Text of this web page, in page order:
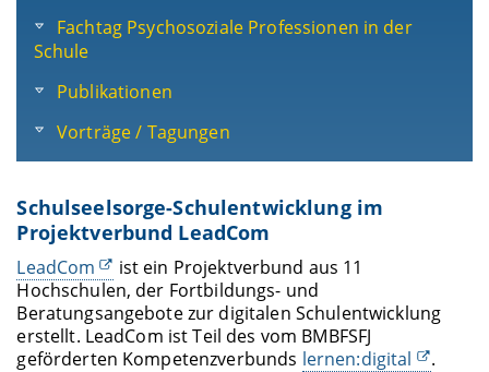
Fachtag Psychosoziale Professionen in der
Schule
Publikationen
Vorträge / Tagungen
Schulseelsorge-Schulentwicklung im
Projektverbund LeadCom
LeadCom
ist ein Projektverbund aus 11
Hochschulen, der Fortbildungs- und
Beratungsangebote zur digitalen Schulentwicklung
erstellt. LeadCom ist Teil des vom BMBFSFJ
geförderten Kompetenzverbunds lernen:digital
.